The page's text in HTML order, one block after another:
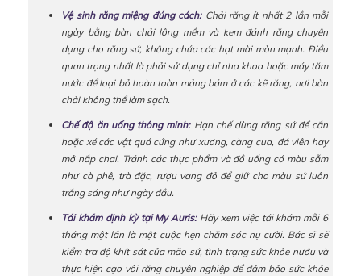
Vệ sinh răng miệng đúng cách:Chải răng ít nhất 2 lần mỗi
ngày bằng bàn chải lông mềm và kem đánh răng chuyên
dụng cho răng sứ, không chứa các hạt mài mòn mạnh. Điều
quan trọng nhất là phải sử dụng chỉ nha khoa hoặc máy tăm
nước để loại bỏ hoàn toàn mảng bám ở các kẽ răng, nơi bàn
chải không thể làm sạch.
Chế độ ăn uống thông minh:Hạn chế dùng răng sứ để cắn
hoặc xé các vật quá cứng như xương, càng cua, đá viên hay
mở nắp chai. Tránh các thực phẩm và đồ uống có màu sẫm
như cà phê, trà đặc, rượu vang đỏ để giữ cho màu sứ luôn
trắng sáng như ngày đầu.
Tái khám định kỳ tại My Auris:Hãy xem việc tái khám mỗi 6
tháng một lần là một cuộc hẹn chăm sóc nụ cười. Bác sĩ sẽ
kiểm tra độ khít sát của mão sứ, tình trạng sức khỏe nướu và
thực hiện cạo vôi răng chuyên nghiệp để đảm bảo sức khỏe